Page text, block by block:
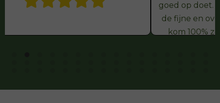
goed op doet. Makkelijk te bestellen via
de fijne en overzichtelijke webshop! Ik
kom 100% zeker terug, zowel in de